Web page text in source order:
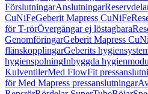
FörslutningarAnslutningar
CuNiFeGeberit Mapress CuNiFe
för T-rörÖvergångar ej löstagbara
GenomföringarGeberit Mapress
flänskopplingarGeberits
hygienspolningInbyggda
KulventilerMed FlowFit
för Med Mapress pressanslutningar